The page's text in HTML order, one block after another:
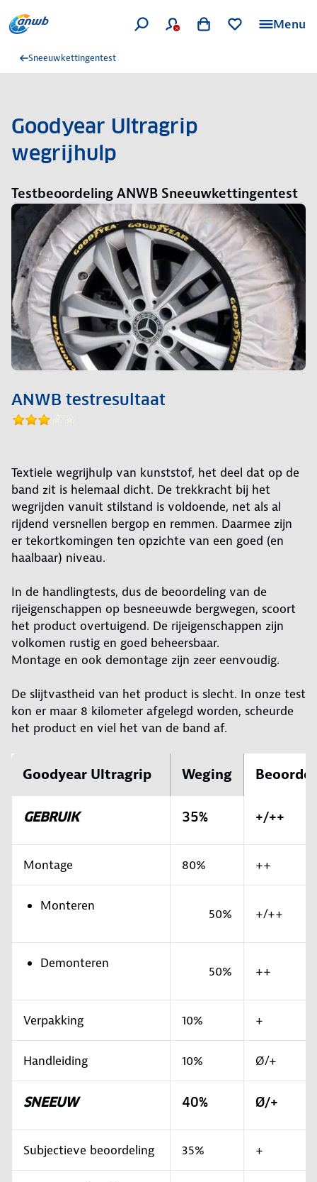
Menu
Sneeuwkettingentest
Goodyear Ultragrip
wegrijhulp
Testbeoordeling ANWB Sneeuwkettingentest
ANWB testresultaat
Textiele wegrijhulp van kunststof, het deel dat op de
band zit is helemaal dicht. De trekkracht bij het
wegrijden vanuit stilstand is voldoende, net als al
rijdend versnellen bergop en remmen. Daarmee zijn
er tekortkomingen ten opzichte van een goed (en
haalbaar) niveau.
In de handlingtests, dus de beoordeling van de
rijeigenschappen op besneeuwde bergwegen, scoort
het product overtuigend. De rijeigenschappen zijn
volkomen rustig en goed beheersbaar.
Montage en ook demontage zijn zeer eenvoudig.
De slijtvastheid van het product is slecht. In onze test
kon er maar 8 kilometer afgelegd worden, scheurde
het product en viel het van de band af.
Goodyear Ultragrip Weging
GEBRUIK 35% +/++
Montage 80% ++
Monteren
50% +/++
Demonteren
50% ++
Verpakking 10% +
Handleiding 10% Ø/+
SNEEUW 40% Ø/+
Subjectieve beoordeling 35% +